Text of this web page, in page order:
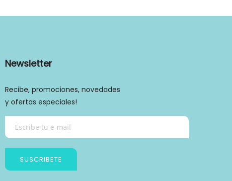
Newsletter
Recibe, promociones, novedades
y ofertas especiales!
SUSCRIBETE